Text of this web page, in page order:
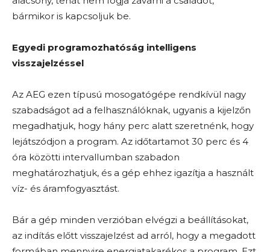
bármikor is kapcsoljuk be.
Egyedi programozhatóság intelligens
visszajelzéssel
Az AEG ezen típusú mosogatógépe rendkívül nagy
szabadságot ad a felhasználóknak, ugyanis a kijelzőn
megadhatjuk, hogy hány perc alatt szeretnénk, hogy
lejátszódjon a program. Az időtartamot 30 perc és 4
óra közötti intervallumban szabadon
meghatározhatjuk, és a gép ehhez igazítja a használt
víz- és áramfogyasztást.
Bár a gép minden verzióban elvégzi a beállításokat,
az indítás előtt visszajelzést ad arról, hogy a megadott